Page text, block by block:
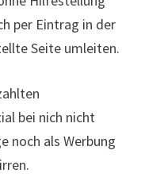
per Eintrag in der
Seite umleiten.
bei nich nicht
noch als Werbung